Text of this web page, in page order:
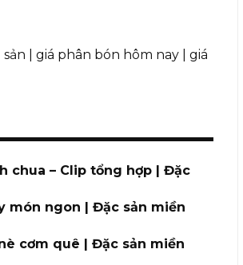
giá phân bón hôm nay
giá
chua – Clip tổng hợp | Đặc
món ngon | Đặc sản miền
cơm quê | Đặc sản miền